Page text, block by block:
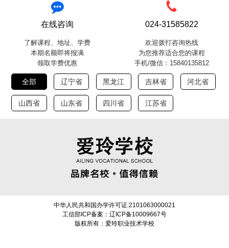
在线咨询
了解课程、地址、学费
本期名额即将报满
领取学费优惠
024-31585822
欢迎拨打咨询热线
为您推荐适合您的课程
手机/微信：15840135812
全部 辽宁省 黑龙江 吉林省 河北省
山西省 山东省 四川省 江苏省
中华人民共和国办学许可证:2101063000021
工信部ICP备案：辽ICP备10009667号
版权所有：爱玲职业技术学校